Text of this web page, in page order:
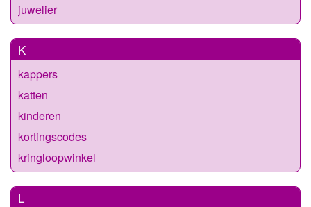
juwelier
K
kappers
katten
kinderen
kortingscodes
kringloopwinkel
L